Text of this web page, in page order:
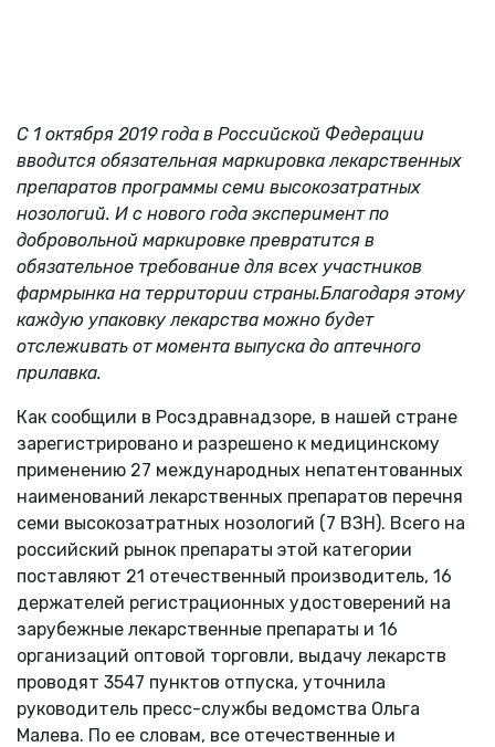
С 1 октября 2019 года в Российской Федерации
вводится обязательная маркировка лекарственных
препаратов программы семи высокозатратных
нозологий. И с нового года эксперимент по
добровольной маркировке превратится в
обязательное требование для всех участников
фармрынка на территории страны.Благодаря этому
каждую упаковку лекарства можно будет
отслеживать от момента выпуска до аптечного
прилавка.
Как сообщили в Росздравнадзоре, в нашей стране
зарегистрировано и разрешено к медицинскому
применению 27 международных непатентованных
наименований лекарственных препаратов перечня
семи высокозатратных нозологий (7 ВЗН). Всего на
российский рынок препараты этой категории
поставляют 21 отечественный производитель, 16
держателей регистрационных удостоверений на
зарубежные лекарственные препараты и 16
организаций оптовой торговли, выдачу лекарств
проводят 3547 пунктов отпуска, уточнила
руководитель пресс-службы ведомства Ольга
Малева. По ее словам, все отечественные и